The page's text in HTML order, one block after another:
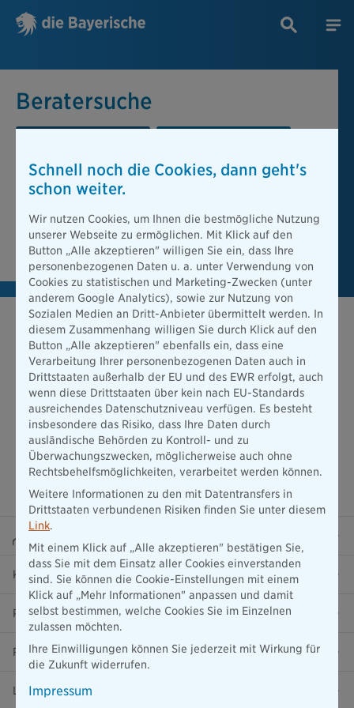
Beratersuche
Beratersuche
PLZ oder Ort
Berater finden
Karriere
Presse
Ratgeber
Lob & Kritik
Schnell noch die Cookies, dann geht's
schon weiter.
Wir nutzen Cookies, um Ihnen die bestmögliche Nutzung
unserer Webseite zu ermöglichen. Mit Klick auf den
Button „Alle akzeptieren" willigen Sie ein, dass Ihre
personenbezogenen Daten u. a. unter Verwendung von
Cookies zu statistischen und Marketing-Zwecken (unter
anderem Google Analytics), sowie zur Nutzung von
Sozialen Medien an Dritt-Anbieter übermittelt werden. In
diesem Zusammenhang willigen Sie durch Klick auf den
Button „Alle akzeptieren" ebenfalls ein, dass eine
Verarbeitung Ihrer personenbezogenen Daten auch in
Drittstaaten außerhalb der EU und des EWR erfolgt, auch
wenn diese Drittstaaten über kein nach EU-Standards
ausreichendes Datenschutzniveau verfügen. Es besteht
insbesondere das Risiko, dass Ihre Daten durch
ausländische Behörden zu Kontroll- und zu
Überwachungszwecken, möglicherweise auch ohne
Rechtsbehelfsmöglichkeiten, verarbeitet werden können.
Weitere Informationen zu den mit Datentransfers in
Drittstaaten verbundenen Risiken finden Sie unter diesem
Link.
Mit einem Klick auf „Alle akzeptieren" bestätigen Sie,
dass Sie mit dem Einsatz aller Cookies einverstanden
sind. Sie können die Cookie-Einstellungen mit einem
Klick auf „Mehr Informationen" anpassen und damit
selbst bestimmen, welche Cookies Sie im Einzelnen
zulassen möchten.
Ihre Einwilligungen können Sie jederzeit mit Wirkung für
die Zukunft widerrufen.
Impressum